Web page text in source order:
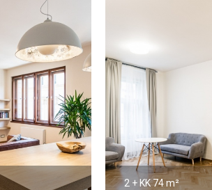
2 + KK74 m²